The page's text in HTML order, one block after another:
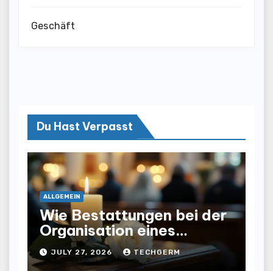
Geschäft
Du Hast Verpasst
ALLGEMEIN
Wie Bestattungen bei der
Organisation eines
würdevollen Abschieds
helfen
JULY 27, 2026 TECHGERM